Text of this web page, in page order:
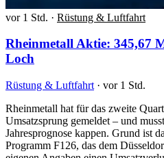
vor 1 Std. · Rüstung & Luftfahrt
Rheinmetall Aktie: 345,67
Loch
Rüstung & Luftfahrt · vor 1 Std.
Rheinmetall hat für das zweite
Umsatzsprung gemeldet – und
Jahresprognose kappen. Grund ist
Programm F126, das dem